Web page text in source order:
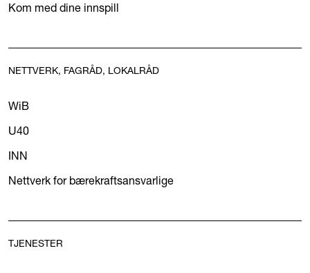
Kom med dine innspill
NETTVERK, FAGRÅD, LOKALRÅD
WiB
U40
INN
Nettverk for bærekraftsansvarlige
TJENESTER